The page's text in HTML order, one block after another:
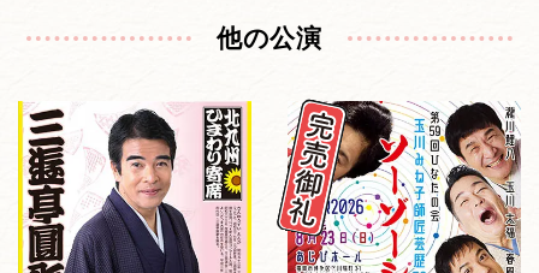
他の公演